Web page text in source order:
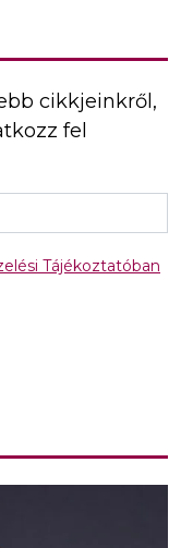
cikkjeinkről,
fel
Tájékoztatóban